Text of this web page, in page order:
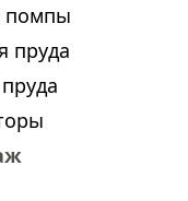
помпы
пруда